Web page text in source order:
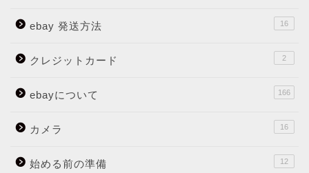
ebay 発送方法 16
クレジットカード 2
ebayについて 166
カメラ 16
始める前の準備 12